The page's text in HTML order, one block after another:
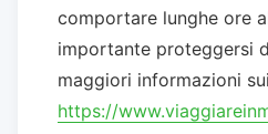
comportare lunghe ore
importante proteggersi
maggiori informazioni
https://